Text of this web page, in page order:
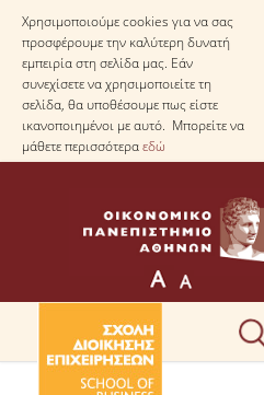
Χρησιμοποιούμε cookies για να σας
προσφέρουμε την καλύτερη δυνατή
εμπειρία στη σελίδα μας. Εάν
συνεχίσετε να χρησιμοποιείτε τη
σελίδα, θα υποθέσουμε πως είστε
ικανοποιημένοι με αυτό. Μπορείτε να
μάθετε περισσότεραεδώ